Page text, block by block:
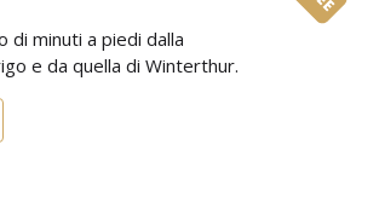
di minuti a piedi dalla
e da quella di Winterthur.